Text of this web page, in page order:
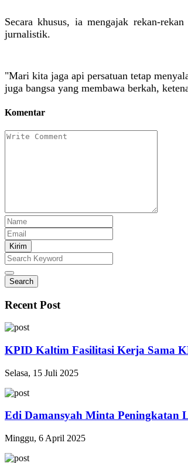
Secara khusus, ia mengajak rekan-
jurnalistik.
"Mari kita jaga api persatuan tetap
juga bangsa yang membawa berkah,
Komentar
Kirim
Search
Recent Post
KPID Kaltim Fasilitasi Kerja Sama
Selasa, 15 Juli 2025
Edi Damansyah Minta Peningkatan
Minggu, 6 April 2025